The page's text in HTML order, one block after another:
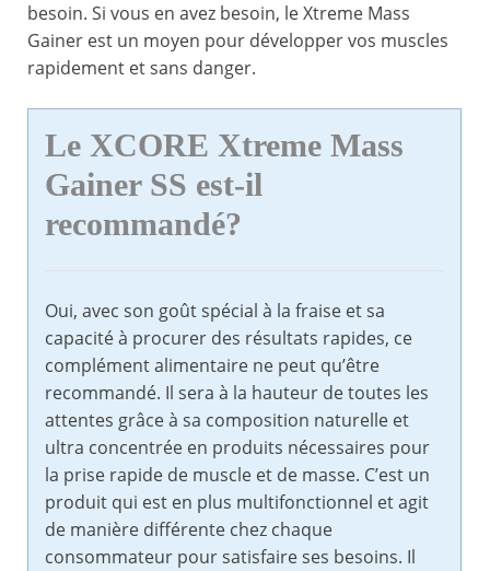
besoin. Si vous en avez besoin, le Xtreme Mass
Gainer est un moyen pour développer vos muscles
rapidement et sans danger.
Le XCORE Xtreme Mass
Gainer SS est-il
recommandé?
Oui, avec son goût spécial à la fraise et sa
capacité à procurer des résultats rapides, ce
complément alimentaire ne peut qu’être
recommandé. Il sera à la hauteur de toutes les
attentes grâce à sa composition naturelle et
ultra concentrée en produits nécessaires pour
la prise rapide de muscle et de masse. C’est un
produit qui est en plus multifonctionnel et agit
de manière différente chez chaque
consommateur pour satisfaire ses besoins. Il